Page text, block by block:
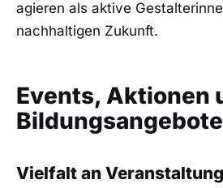
agieren als aktive
nachhaltigen Zukunft.
Events, Aktionen
Bildungsangebote
Vielfalt an